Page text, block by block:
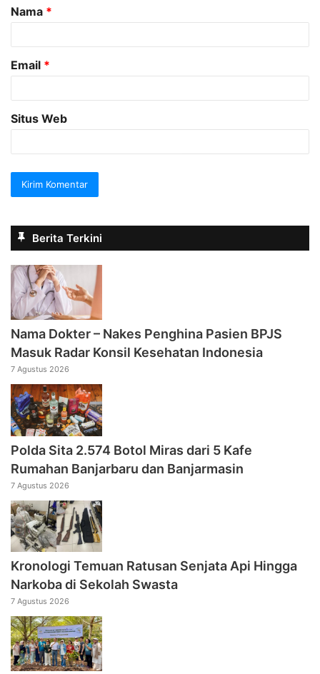
r
Nama *
Email *
Situs Web
Berita Terkini
Nama Dokter – Nakes Penghina Pasien BPJS
Masuk Radar Konsil Kesehatan Indonesia
7 Agustus 2026
Polda Sita 2.574 Botol Miras dari 5 Kafe
Rumahan Banjarbaru dan Banjarmasin
7 Agustus 2026
Kronologi Temuan Ratusan Senjata Api Hingga
Narkoba di Sekolah Swasta
7 Agustus 2026